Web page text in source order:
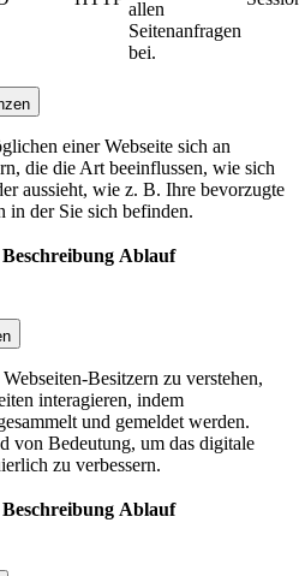
allen
Seitenanfragen
bei.
einer Webseite sich an
die die Art beeinflussen, wie sich
aussieht, wie z. B. Ihre bevorzugte
in der Sie sich befinden.
Beschreibung Ablauf
Besitzern zu verstehen,
interagieren, indem
und gemeldet werden.
von Bedeutung, um das digitale
zu verbessern.
Beschreibung Ablauf